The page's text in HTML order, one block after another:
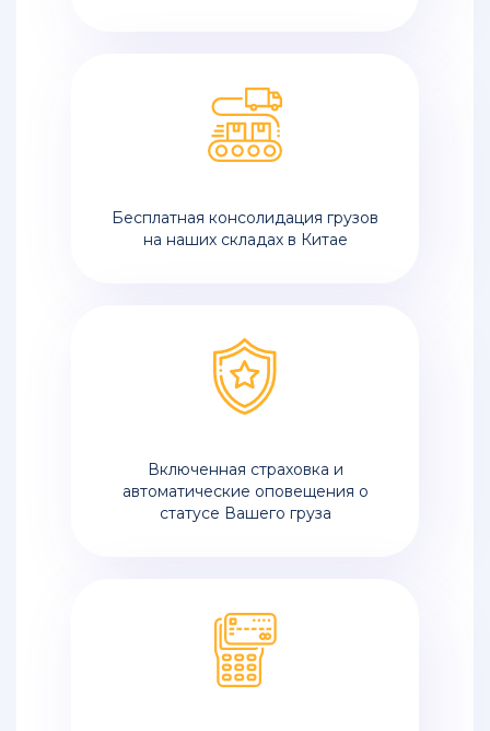
Бесплатная консолидация грузов
на наших складах в Китае
Включенная страховка и
автоматические оповещения о
статусе Вашего груза